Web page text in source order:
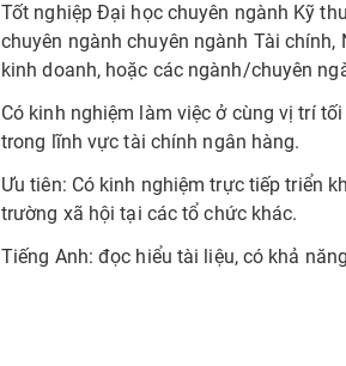
Tốt nghiệp Đại học chuyên ngành Kỹ
chuyên ngành chuyên ngành Tài
kinh doanh, hoặc các ngành/chuyên
Có kinh nghiệm làm việc ở cùng vị trí
trong lĩnh vực tài chính ngân hàng.
Ưu tiên: Có kinh nghiệm trực tiếp triển
trường xã hội tại các tổ chức khác.
Tiếng Anh: đọc hiểu tài liệu, có khả